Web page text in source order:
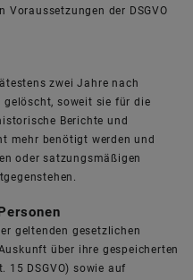
Voraussetzungen der DSGVO
zwei Jahre nach
soweit sie für die
Berichte und
mehr benötigt werden und
oder satzungsmäßigen
geltenden gesetzlichen
über ihre gespeicherten
15 DSGVO) sowie auf